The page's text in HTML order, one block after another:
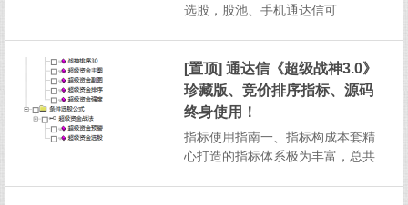
选股，股池、手机通达信可
下载！2、预警设置：每天下午13：
30以后即可3、股价跌破预警信号...
[置顶] 通达信《超级战神3.0》
珍藏版、竞价排序指标、源码
终身使用！
指标使用指南一、指标构成本套精
心打造的指标体系极为丰富，总共